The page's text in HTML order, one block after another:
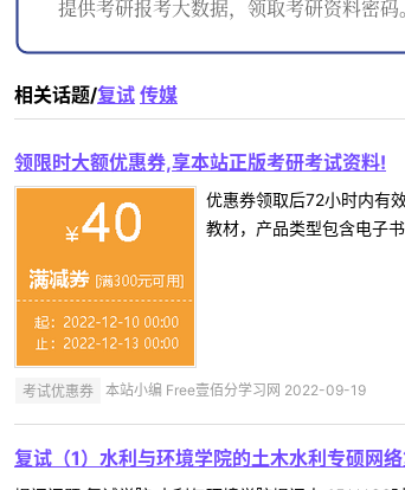
相关话题/复试 传媒
领限时大额优惠券,享本站正版考研考试资料!
优惠券领取后72小时内有
教材，产品类型包含电子
考试优惠券 本站小编 Free壹佰分学习网 2022-09-19
复试（1）水利与环境学院的土木水利专硕网